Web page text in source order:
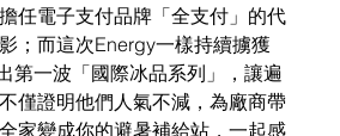
任電子支付品牌「全支付」的代
；而這次Energy一樣持續擄獲
第一波「國際冰品系列」，讓遍
僅證明他們人氣不減，為廠商帶
家變成你的避暑補給站，一起感